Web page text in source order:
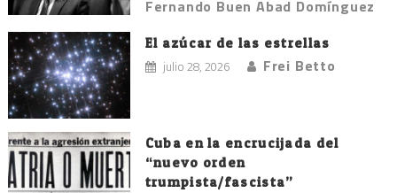
Fernando Buen Abad Domínguez
El azúcar de las estrellas
julio 28, 2026 Frei Betto
Cuba en la encrucijada del
“nuevo orden
trumpista/fascista”